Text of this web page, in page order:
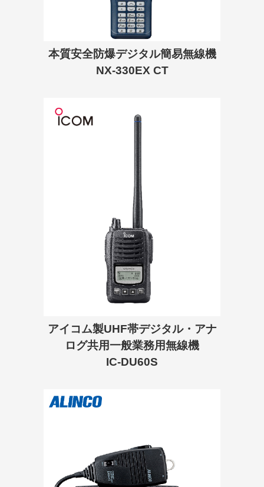
本質安全防爆デジタル簡易無線機
NX-330EX CT
アイコム製UHF帯デジタル・アナ
ログ共用一般業務用無線機
IC-DU60S